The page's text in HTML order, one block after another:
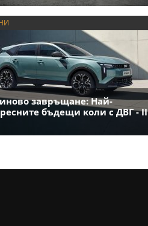
завръщане: Най-
бъдещи коли с ДВГ - II